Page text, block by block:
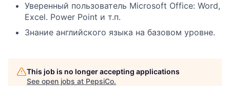
Уверенный пользователь Microsoft Office: Word,
Excel. Power Point и т.п.
Знание английского языка на базовом уровне.
This job is no longer accepting applications
See open jobs at PepsiCo.